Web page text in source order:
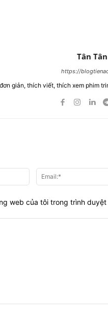
Tân Tân
https://
giản, thích viết, thích xem phim
Tên:*
web của tôi trong trình